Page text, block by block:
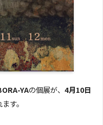
YAの個展が、 4月10日
す。